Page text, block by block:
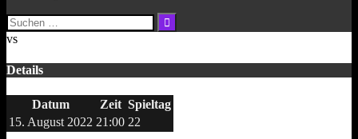
Suchen
nach:
vs
Details
Datum Zeit Spieltag
15. August 2022 21:00 22